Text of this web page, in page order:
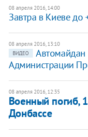
08 апреля 2016, 14:00
Завтра в Киеве до
08 апреля 2016, 13:10
ВИДЕО
Администрации
08 апреля 2016, 12:35
Военный погиб,
Донбассе